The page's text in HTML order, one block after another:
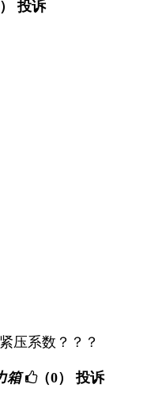
投诉
压系数？？？
箱 （0） 投诉